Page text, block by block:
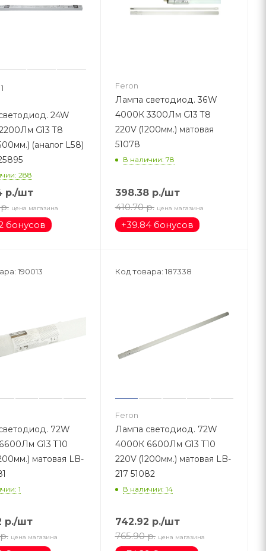
1
24W
G13 T8
(аналог L58)
288
р./шт
р. цена магазина
бонусов
Feron
Лампа светодиод. 36W
4000К 3300Лм G13 T8
220V (1200мм.) матовая
51078
В наличии: 78
398.38р./шт
410.70 р. цена магазина
+39.84 бонусов
190013
72W
G13 T10
матовая LB-
1
р./шт
р. цена магазина
Код товара: 187338
Feron
Лампа светодиод. 72W
4000К 6600Лм G13 T10
220V (1200мм.) матовая LB-
217 51082
В наличии: 14
742.92 р./шт
765.90 р. цена магазина